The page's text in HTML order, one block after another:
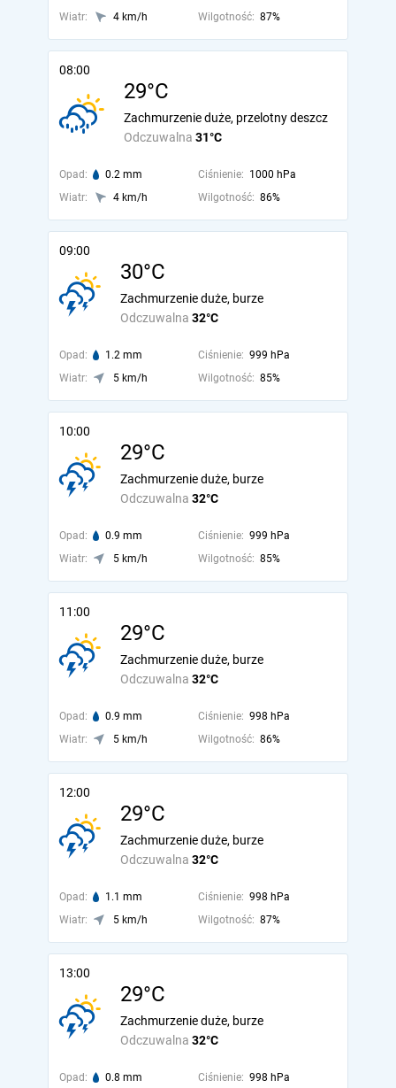
Wiatr: 4 km/h Wilgotność: 87%
08:00
29°C
Odczuwalna 31°C
Zachmurzenie duże, przelotny deszcz
Opad: 0.2 mm Ciśnienie: 1000 hPa
Wiatr:
4 km/h Wilgotność: 86%
09:00
30°C
Odczuwalna 32°C
Zachmurzenie duże, burze
Opad: 1.2 mm Ciśnienie: 999 hPa
Wiatr:
5 km/h Wilgotność: 85%
10:00
29°C
Odczuwalna 32°C
Zachmurzenie duże, burze
Opad: 0.9 mm Ciśnienie: 999 hPa
Wiatr:
5 km/h Wilgotność: 85%
11:00
29°C
Odczuwalna 32°C
Zachmurzenie duże, burze
Opad: 0.9 mm Ciśnienie: 998 hPa
Wiatr:
5 km/h Wilgotność: 86%
12:00
29°C
Odczuwalna 32°C
Zachmurzenie duże, burze
Opad: 1.1 mm Ciśnienie: 998 hPa
Wiatr:
5 km/h Wilgotność: 87%
13:00
29°C
Odczuwalna 32°C
Zachmurzenie duże, burze
Opad: 0.8 mm Ciśnienie: 998 hPa